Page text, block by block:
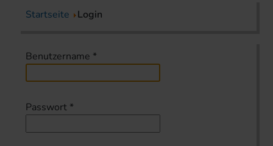
Startseite Login
Benutzername *
Passwort *